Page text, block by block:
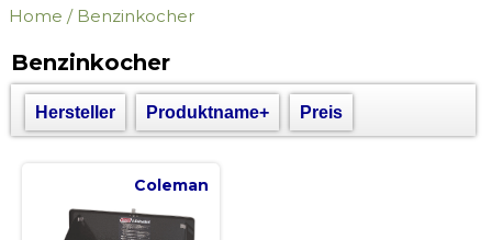
Home / Benzinkocher
Benzinkocher
Hersteller Produktname+ Preis
Coleman